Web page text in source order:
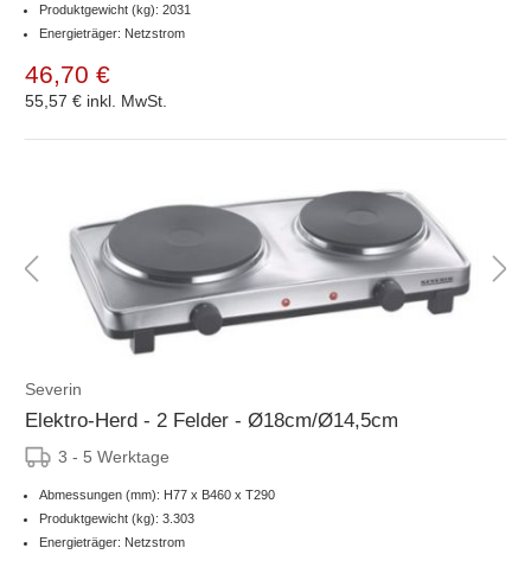
Produktgewicht (kg): 2031
Energieträger: Netzstrom
46,70 €
55,57 € inkl. MwSt.
Severin
Elektro-Herd - 2 Felder - Ø18cm/Ø14,5cm
3 - 5 Werktage
Abmessungen (mm): H77 x B460 x T290
Produktgewicht (kg): 3.303
Energieträger: Netzstrom